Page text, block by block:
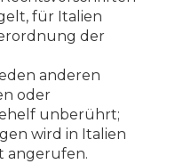
für Italien
der
anderen
oder
unberührt;
wird in Italien
angerufen.